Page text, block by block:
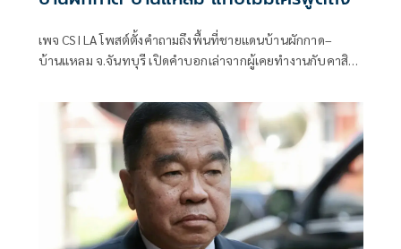
เพจ CSI LA โพสต์ตั้งคำถามถึงพื้นที่ชายแดนบ้านผักกาด–
บ้านแหลม จ.จันทบุรี เปิดคำบอกเล่าจากผู้เคยทำงานกับคาสิโน
จีนในสเกลใกล้เคียงปอยเปต–เกาะกง แต่กลับเงียบจากการ
ตรวจสอบของสังคม